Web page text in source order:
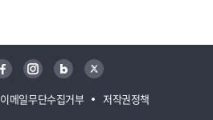
이메일무단수집거부 저작권정책
페이스북 인스타그램 블로그 트위터